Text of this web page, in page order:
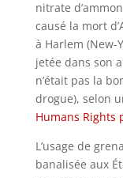
nitrate
causé la mort
à Harlem (New-
jetée dans son
n’était pas la
drogue), selon
Humans Rights
L’usage de
banalisée aux